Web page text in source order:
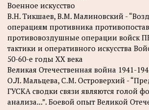
Военное искусство
B.Н. Тикшаев, В.М. Малиновский -
операциям противника
противовоздушные операции войск
тактики и оперативного искусства
50-60-е годы XX века
Великая Отечественная война 1941-
О.Л. Мальцева, С.М. Островерхий -
ГУСКА сводки связи являются голой
анализа...”. Боевой опыт Великой